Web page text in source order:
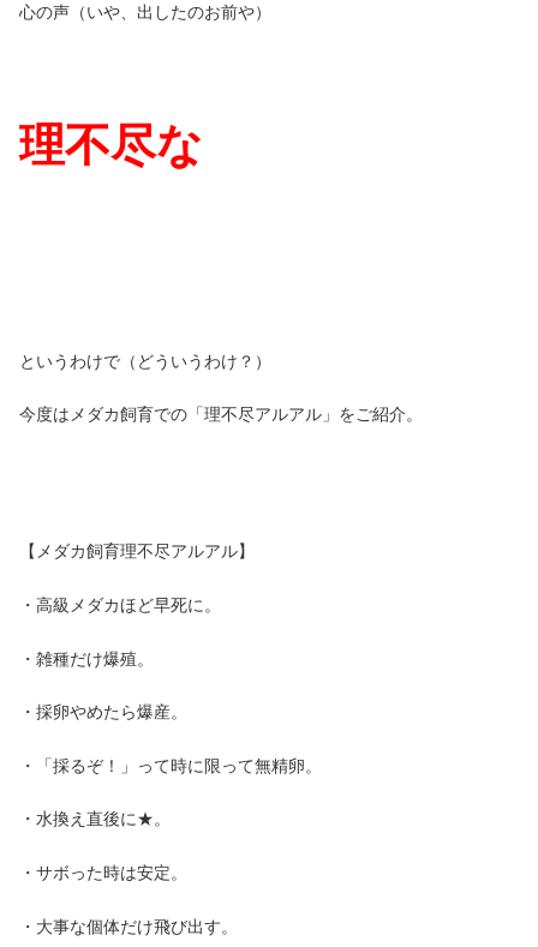
心の声（いや、出したのお前や）
理不尽な
というわけで（どういうわけ？）
今度はメダカ飼育での「理不尽アルアル」をご紹介。
【メダカ飼育理不尽アルアル】
・高級メダカほど早死に。
・雑種だけ爆殖。
・採卵やめたら爆産。
・「採るぞ！」って時に限って無精卵。
・水換え直後に★。
・サボった時は安定。
・大事な個体だけ飛び出す。